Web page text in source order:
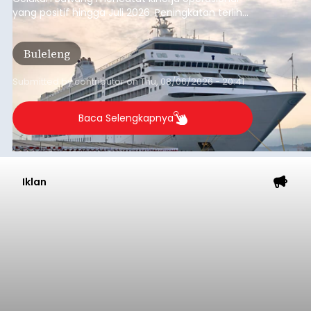
yang positif hingga Juli 2026. Peningkatan terlihat
dari arus kapal yang mencapai 1,48 juta Gross
Tonnage (GT), atau tumbuh 12,4 persen
dibandingkan periode yang sama tahun lalu
yang tercatat sebesar 1,32 juta GT.
Buleleng
Submitted bycontributoronThu, 08/06/2026 - 20:41
Baca Selengkapnya
Iklan